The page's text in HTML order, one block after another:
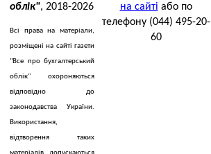
облік", 2018-2026
Всі права на матеріали,
розміщені на сайті газети
"Все про бухгалтерський
облік" охороняються
відповідно до
законодавства України.
Використання,
відтворення таких
на сайті або по
телефону (044) 495-20-
60